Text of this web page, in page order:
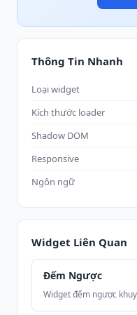
Thông Tin Nhanh
Loại widget
Kích thước loader
Shadow DOM
Responsive
Ngôn ngữ
Widget Liên Quan
Đếm Ngược
Widget đếm ngược